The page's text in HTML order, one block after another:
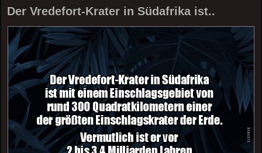
Der Vredefort-Krater in Südafrika ist..